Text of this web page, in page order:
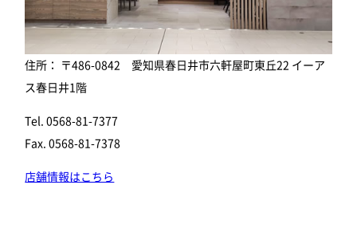
住所： 〒486-0842 愛知県春日井市六軒屋町東丘22 イーア
ス春日井1階
Tel. 0568-81-7377
Fax. 0568-81-7378
店舗情報はこちら